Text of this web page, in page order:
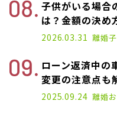
子供がいる場合
は？金額の決め
2025.07.02
2026.03.31 離婚
ローン返済中の
変更の注意点も
2021.07.07
2025.09.24 離婚